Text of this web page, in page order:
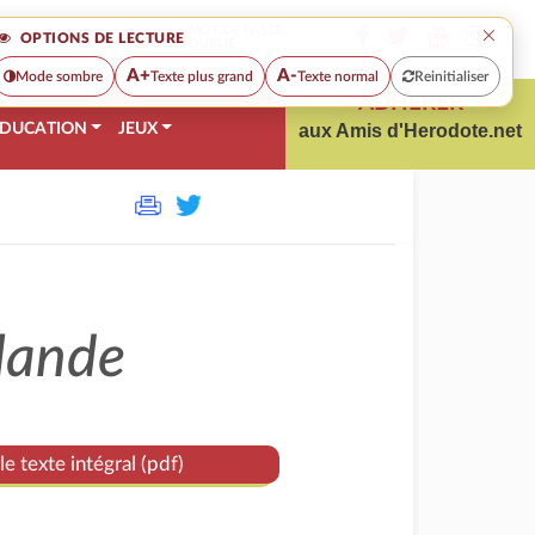
OPTIONS DE LECTURE ×
Mode sombre A+Texte plus grand A-Texte normal Reinitialiser
JEUX
ADHÉRER
aux Amis d'Herodote.net
texte intégral (pdf)